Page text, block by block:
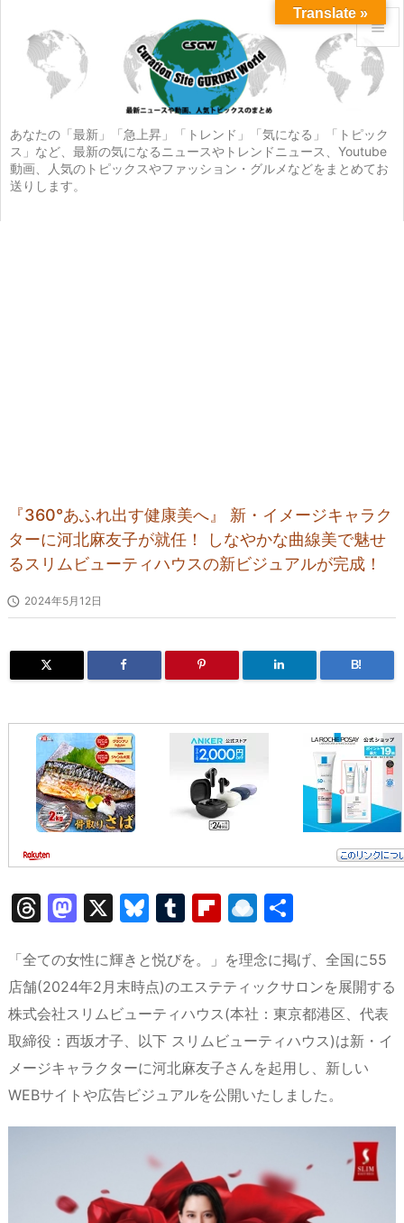
あなたの「最新」「急上昇」「トレンド」「気になる」「トピック
ス」など、最新の気になるニュースやトレンドニュース、Youtube
動画、人気のトピックスやファッション・グルメなどをまとめてお
送りします。


メニュ
サイド

前へ
『360°あふれ出す健康美へ』 新・イメージキャラク
ターに河北麻友子が就任！ しなやかな曲線美で魅せ
るスリムビューティハウスの新ビジュアルが完成！
 2024年5月12日
B!
T
e
a
d
s
M
st
o
d
o
n
X
Bl
e
s
k
y
T
m
bl
r
Fl
b
o
ar
d
R
n
dr
o
p.
io
「全ての女性に輝きと悦びを。」を理念に掲げ、全国に55
店舗(2024年2月末時点)のエステティックサロンを展開する
株式会社スリムビューティハウス(本社：東京都港区、代表
取締役：西坂才子、以下 スリムビューティハウス)は新・イ
メージキャラクターに河北麻友子さんを起用し、新しい
WEBサイトや広告ビジュアルを公開いたしました。
Translate »